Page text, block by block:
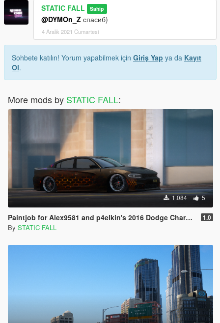
STATIC FALL Sahip
@DYMOn_Z спасиб)
4 Aralık 2021 Cumartesi
Sohbete katılın! Yorum yapabilmek için Giriş Yap ya da Kayıt
Ol.
More mods by STATIC FALL:
1.084 5
Paintjob for Alex9581 and p4elkin's 2016 Dodge Charger SRT Hellcat 1.0
By STATIC FALL